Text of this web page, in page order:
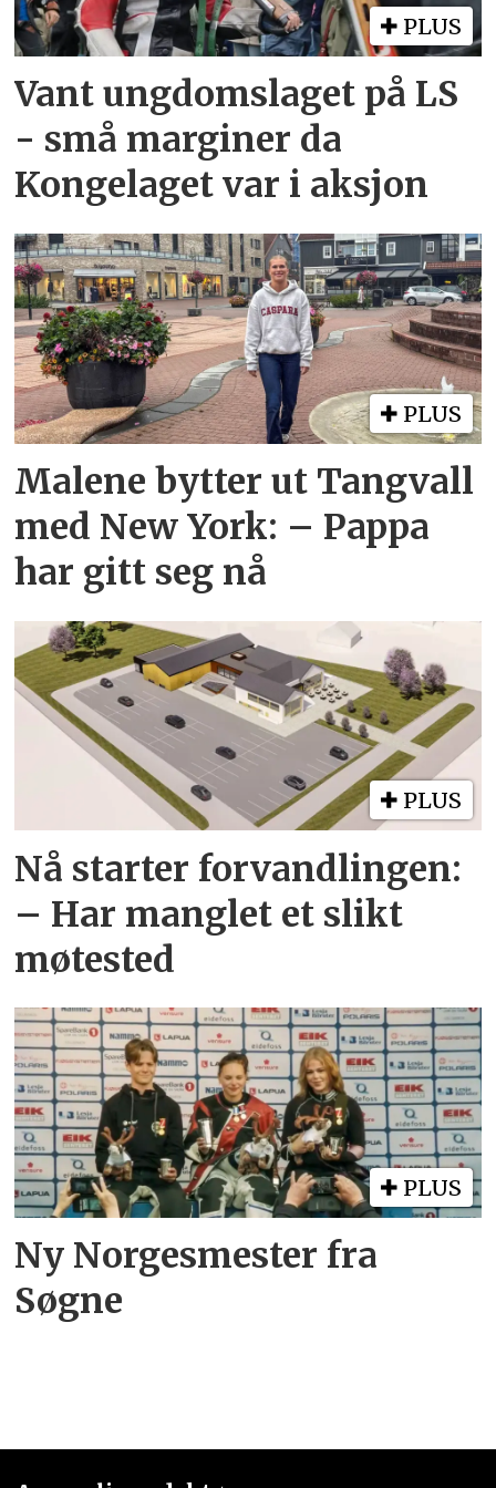
PLUS
Vant ungdomslaget på LS
- små marginer da
Kongelaget var i aksjon
PLUS
Malene bytter ut Tangvall
med New York: – Pappa
har gitt seg nå
PLUS
Nå starter forvandlingen:
– Har manglet et slikt
møtested
PLUS
Ny Norgesmester fra
Søgne